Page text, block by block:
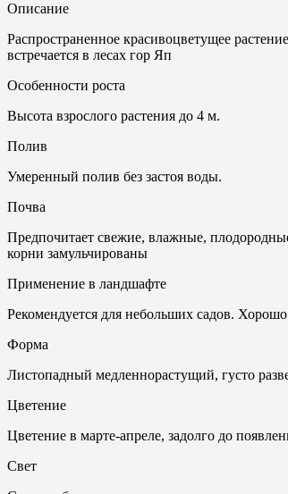
Описание
Распространенное красивоцветущее
встречается в лесах гор Яп
Особенности роста
Высота взрослого растения до 4 м.
Полив
Умеренный полив без застоя воды.
Почвa
Предпочитает свежие, влажные,
корни замульчированы
Применение в ландшафте
Рекомендуется для небольших садов.
Форма
Листопадный медленнорастущий, густо
Цветение
Цветение в марте-апреле, задолго до
Свет